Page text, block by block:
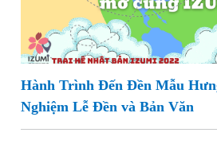
Hành Trình Đến Đền Mẫu
Nghiệm Lễ Đền và Bản Văn